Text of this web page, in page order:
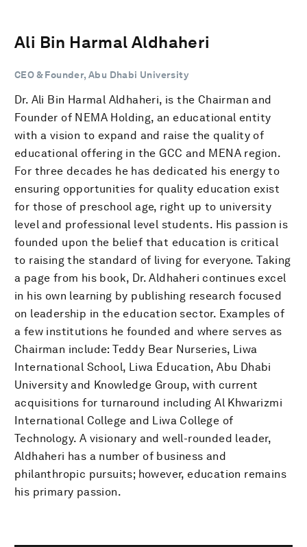
Ali Bin Harmal Aldhaheri
CEO & Founder, Abu Dhabi University
Dr. Ali Bin Harmal Aldhaheri, is the Chairman and
Founder of NEMA Holding, an educational entity
with a vision to expand and raise the quality of
educational offering in the GCC and MENA region.
For three decades he has dedicated his energy to
ensuring opportunities for quality education exist
for those of preschool age, right up to university
level and professional level students. His passion is
founded upon the belief that education is critical
to raising the standard of living for everyone. Taking
a page from his book, Dr. Aldhaheri continues excel
in his own learning by publishing research focused
on leadership in the education sector. Examples of
a few institutions he founded and where serves as
Chairman include: Teddy Bear Nurseries, Liwa
International School, Liwa Education, Abu Dhabi
University and Knowledge Group, with current
acquisitions for turnaround including Al Khwarizmi
International College and Liwa College of
Technology. A visionary and well-rounded leader,
Aldhaheri has a number of business and
philanthropic pursuits; however, education remains
his primary passion.